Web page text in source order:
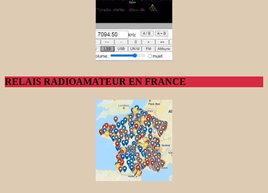
RELAIS RADIOAMATEUR EN FRANCE